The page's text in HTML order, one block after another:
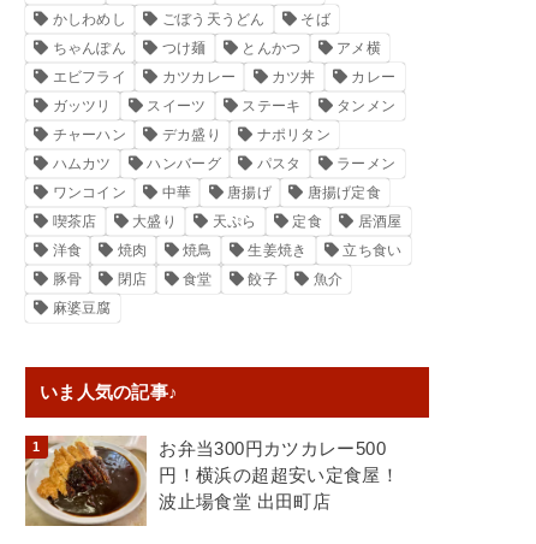
かしわめし
ごぼう天うどん
そば
ちゃんぽん
つけ麺 とんかつ
アメ横
エビフライ
カツカレー カツ丼
カレー
ガッツリ
スイーツ ステーキ
タンメン
チャーハン
デカ盛り
ナポリタン
ハムカツ
ハンバーグ パスタ
ラーメン
ワンコイン
中華 唐揚げ
唐揚げ定食
喫茶店
大盛り 天ぷら 定食
居酒屋
洋食
焼肉 焼鳥 生姜焼き
立ち食い
豚骨
閉店 食堂 餃子
魚介
麻婆豆腐
いま人気の記事♪
お弁当300円カツカレー500
円！横浜の超超安い定食屋！
波止場食堂 出田町店